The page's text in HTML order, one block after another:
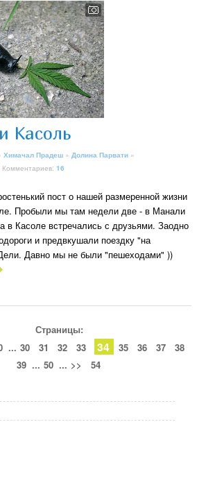
Касоль
Химачал Прадеш » Долина Парвати »
Комментариев:16
пост о нашей размеренной жизни
Пробыли мы там недели две - в Манали
в Касоле встречались с друзьями. Заодно
и предвкушали поездку "на
Давно мы не были "пешеходами" ))
Страницы:
... 30 31 32 33 34 35 36 37
38
39 ... 50 ... >> 54